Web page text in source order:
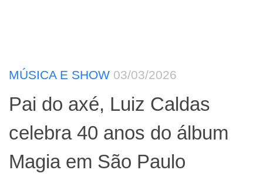
MÚSICA E SHOW 03/03/2026
Pai do axé, Luiz Caldas
celebra 40 anos do álbum
Magia em São Paulo